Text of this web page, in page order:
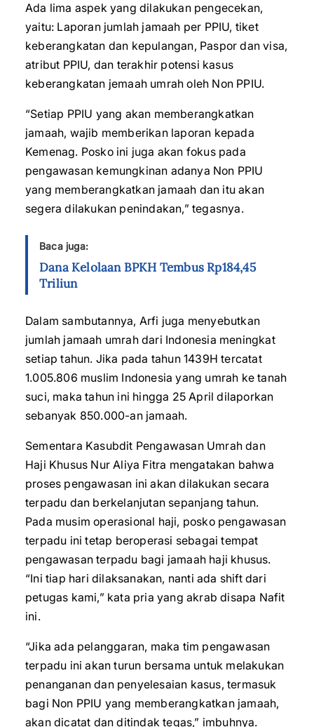
Ada lima aspek yang dilakukan pengecekan,
yaitu: Laporan jumlah jamaah per PPIU, tiket
keberangkatan dan kepulangan, Paspor dan visa,
atribut PPIU, dan terakhir potensi kasus
keberangkatan jemaah umrah oleh Non PPIU.
“Setiap PPIU yang akan memberangkatkan
jamaah, wajib memberikan laporan kepada
Kemenag. Posko ini juga akan fokus pada
pengawasan kemungkinan adanya Non PPIU
yang memberangkatkan jamaah dan itu akan
segera dilakukan penindakan,” tegasnya.
Baca juga:
Dana Kelolaan BPKH Tembus Rp184,45
Triliun
Dalam sambutannya, Arfi juga menyebutkan
jumlah jamaah umrah dari Indonesia meningkat
setiap tahun. Jika pada tahun 1439H tercatat
1.005.806 muslim Indonesia yang umrah ke tanah
suci, maka tahun ini hingga 25 April dilaporkan
sebanyak 850.000-an jamaah.
Sementara Kasubdit Pengawasan Umrah dan
Haji Khusus Nur Aliya Fitra mengatakan bahwa
proses pengawasan ini akan dilakukan secara
terpadu dan berkelanjutan sepanjang tahun.
Pada musim operasional haji, posko pengawasan
terpadu ini tetap beroperasi sebagai tempat
pengawasan terpadu bagi jamaah haji khusus.
“Ini tiap hari dilaksanakan, nanti ada shift dari
petugas kami,” kata pria yang akrab disapa Nafit
ini.
“Jika ada pelanggaran, maka tim pengawasan
terpadu ini akan turun bersama untuk melakukan
penanganan dan penyelesaian kasus, termasuk
bagi Non PPIU yang memberangkatkan jamaah,
akan dicatat dan ditindak tegas,” imbuhnya.